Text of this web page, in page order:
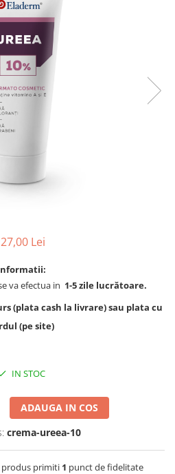
27,00 Lei
va efectua in 1-5 zile lucrătoare.
(plata cash la livrare) sau plata cu
(pe site)
IN STOC
ADAUGA IN COS
crema-ureea-10
produs primiti 1 punct de fidelitate